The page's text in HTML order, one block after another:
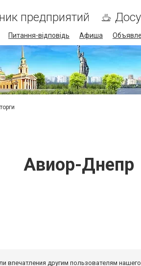
предприятий
Питання-відповідь Афиша
Авиор-Днепр
другим пользователям нашего